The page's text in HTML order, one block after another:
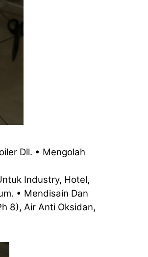
Dll. • Mengolah
Industry, Hotel,
• Mendisain Dan
8), Air Anti Oksidan,